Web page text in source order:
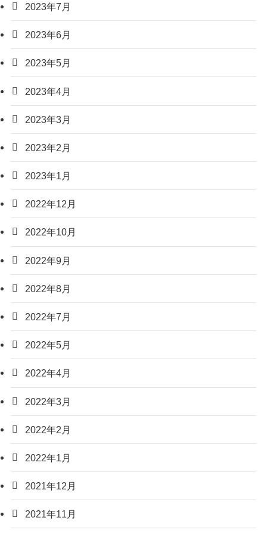
2023年7月
2023年6月
2023年5月
2023年4月
2023年3月
2023年2月
2023年1月
2022年12月
2022年10月
2022年9月
2022年8月
2022年7月
2022年5月
2022年4月
2022年3月
2022年2月
2022年1月
2021年12月
2021年11月